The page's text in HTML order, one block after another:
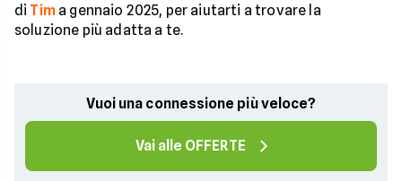
di Tima gennaio 2025, per aiutarti a trovare la
soluzione più adatta a te.
Vuoi una connessione più veloce?
Vai alle OFFERTE